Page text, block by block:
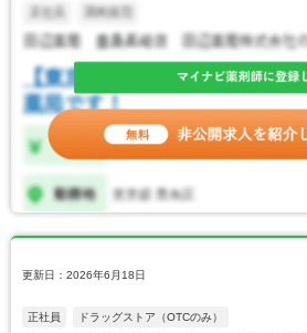
更新日：2026年6月18日
正社員 ドラッグストア（OTCのみ）